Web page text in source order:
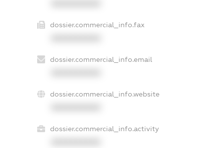
dossier.commercial_info.fax
dossier.commercial_info.email
dossier.commercial_info.website
dossier.commercial_info.activity